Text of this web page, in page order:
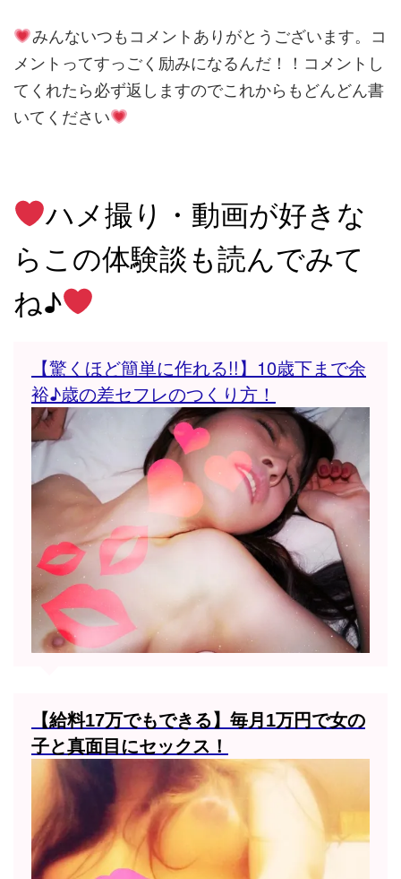
みんないつもコメントありがとうございます。コ
メントってすっごく励みになるんだ！！コメントし
てくれたら必ず返しますのでこれからもどんどん書
いてください
ハメ撮り・動画が好きな
らこの体験談も読んでみて
ね♪
【驚くほど簡単に作れる!!】10歳下まで余
裕♪歳の差セフレのつくり方！
【給料17万でもできる】毎月1万円で女の
子と真面目にセックス！